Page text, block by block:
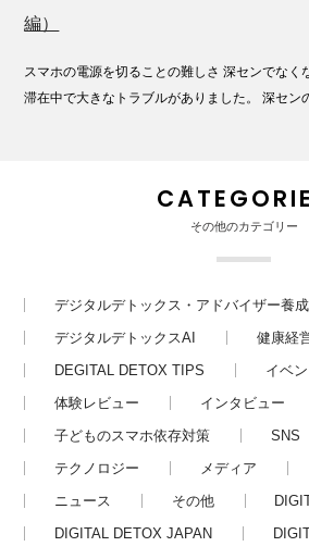
編）
スマホの電源を切ることの難しさ 深センでなく
滞在中で大きなトラブルがありました。 深セ
その他のカテゴリー
デジタルデトックス・アドバイザー養
デジタルデトックスAI
健康経
DEGITAL DETOX TIPS
イベ
体験レビュー
インタビュー
子どものスマホ依存対策
SNS
テクノロジー
メディア
ニュース
その他
DIGITAL DETOX JAPAN